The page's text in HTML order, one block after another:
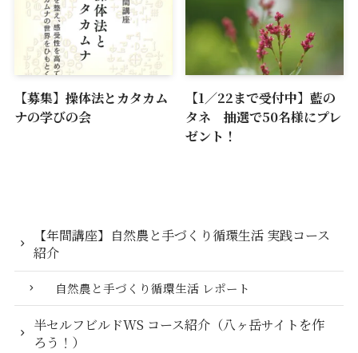
【募集】操体法とカタカム
ナの学びの会
【1／22まで受付中】藍の
タネ 抽選で50名様にプレ
ゼント！
【年間講座】自然農と手づくり循環生活 実践コース
紹介
自然農と手づくり循環生活 レポート
半セルフビルドWS コース紹介（八ヶ岳サイトを作
ろう！）